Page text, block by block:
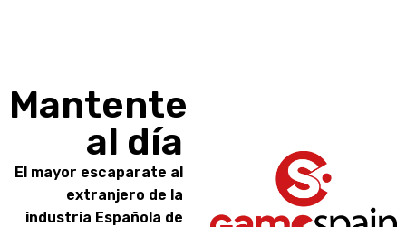
Mantente
al día
El mayor escaparate al
extranjero de la
industria Española de